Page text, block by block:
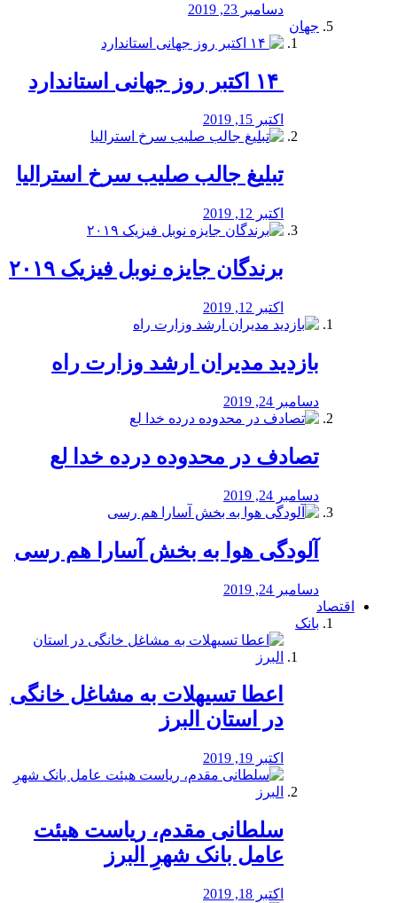
دسامبر 23, 2019
جهان
اکتبر 15, 2019
تبلیغ جالب صلیب سرخ استرالیا
اکتبر 12, 2019
برندگان جایزه نوبل فیزیک ۲۰۱۹
اکتبر 12, 2019
بازدید مدیران ارشد وزارت راه
دسامبر 24, 2019
تصادف در محدوده درده خدا لع
دسامبر 24, 2019
آلودگی هوا به بخش آسارا هم رسی
دسامبر 24, 2019
اقتصاد
بانک
️اعطا تسیهلات به مشاغل خانگی
در استان البرز
اکتبر 19, 2019
سلطانی مقدم، ریاست هیئت
عامل بانک شهرِ البرز
اکتبر 18, 2019